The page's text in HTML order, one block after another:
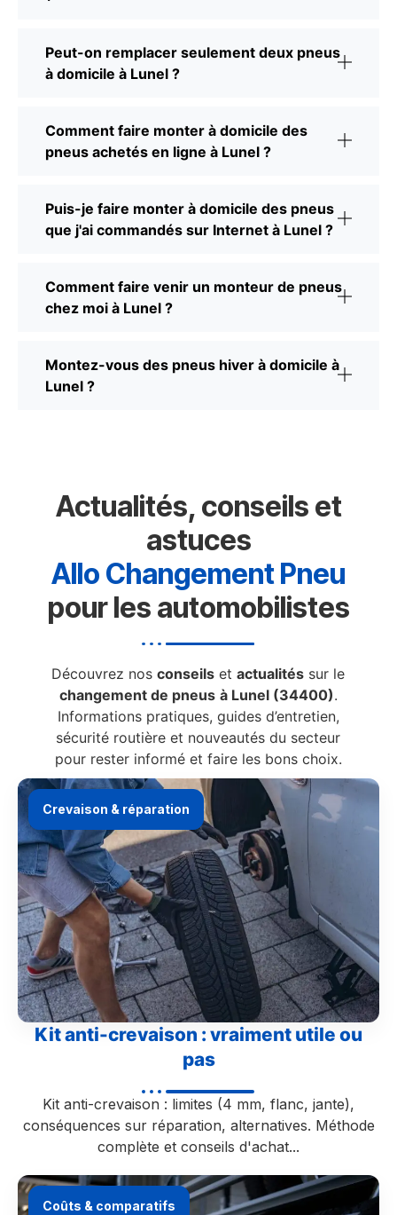
Peut-on remplacer seulement deux pneus
à domicile à Lunel ?
Comment faire monter à domicile des
pneus achetés en ligne à Lunel ?
Puis-je faire monter à domicile des pneus
que j'ai commandés sur Internet à Lunel ?
Comment faire venir un monteur de pneus
chez moi à Lunel ?
Montez-vous des pneus hiver à domicile à
Lunel ?
Actualités, conseils et
astuces
Allo Changement Pneu
pour les automobilistes
Découvrez nosconseils etactualités sur le
changement de pneus à Lunel (34400).
Informations pratiques, guides d’entretien,
sécurité routière et nouveautés du secteur
pour rester informé et faire les bons choix.
Crevaison & réparation
Kit anti-crevaison : vraiment utile ou
pas
Kit anti-crevaison : limites (4 mm, flanc, jante),
conséquences sur réparation, alternatives. Méthode
complète et conseils d'achat...
Coûts & comparatifs